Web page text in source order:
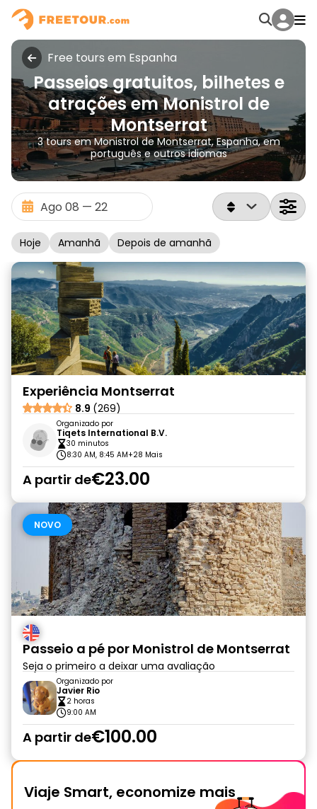
Free tours em Espanha
Passeios gratuitos, bilhetes e
atrações em Monistrol de
Montserrat
3 tours em Monistrol de Montserrat, Espanha, em
português e outros idiomas
Hoje Amanhã Depois de amanhã
Experiência Montserrat
8.9 (269)
Organizado por
Tiqets International B.V.
30 minutos
8:30 AM, 8:45 AM+28 Mais
A partir de€23.00
NOVO
Passeio a pé por Monistrol de Montserrat
Seja o primeiro a deixar uma avaliação
Organizado por
Javier Rio
2 horas
9:00 AM
A partir de€100.00
Viaje Smart, economize mais